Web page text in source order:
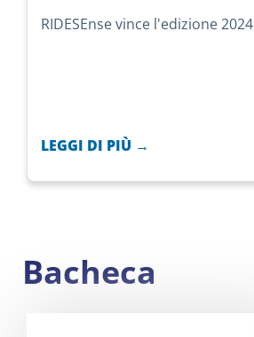
RIDESEnse vince l'edizione 2024
LEGGI DI PIÙ →
Bacheca